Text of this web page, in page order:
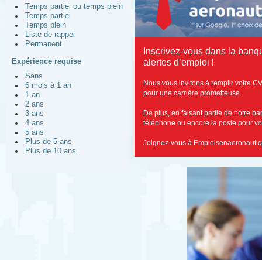
Temps partiel ou temps plein
Temps partiel
Temps plein
Liste de rappel
Permanent
Expérience requise
Sans
6 mois à 1 an
1 an
2 ans
3 ans
4 ans
5 ans
Plus de 5 ans
Plus de 10 ans
Inscrivez-vous dans la
alertes d’emploi !
Nous vous invitons à remplir votre
pour une carrière prometteuse.
De plus, en faisant partie de notre
téléphone ou encore la poste pour
Joignez-vous à